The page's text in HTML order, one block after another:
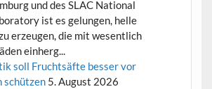
und des SLAC National
ist es gelungen, helle
erzeugen, die mit wesentlich
einherg...
soll Fruchtsäfte besser vor
schützen 5. August 2026